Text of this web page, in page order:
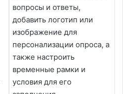
вопросы и ответы,
добавить логотип или
изображение для
персонализации опроса, а
также настроить
временные рамки и
условия для его